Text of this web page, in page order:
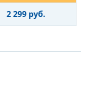
2 299 руб.